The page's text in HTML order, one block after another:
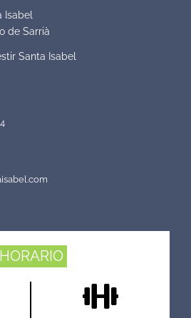
Isabel
de Sarrià
Santa Isabel
HORARIO